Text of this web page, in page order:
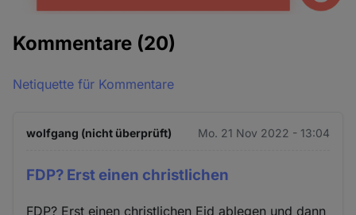
Kommentare (20)
Netiquette für Kommentare
wolfgang (nicht überprüft) Mo. 21 Nov 2022 - 13:04
FDP? Erst einen christlichen
FDP? Erst einen christlichen Eid ablegen und dann